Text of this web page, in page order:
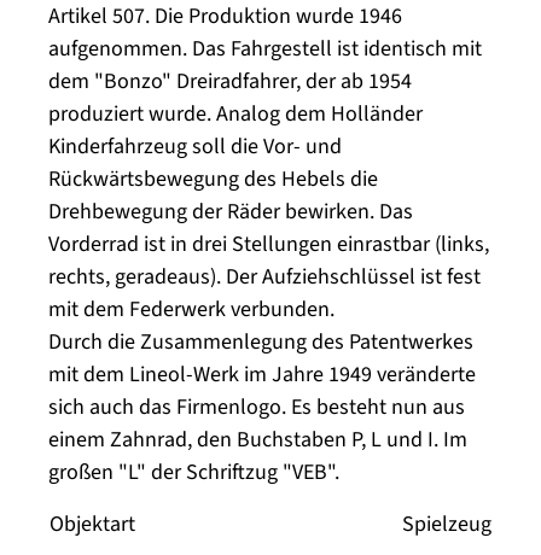
Artikel 507. Die Produktion wurde 1946
aufgenommen. Das Fahrgestell ist identisch mit
dem "Bonzo" Dreiradfahrer, der ab 1954
produziert wurde. Analog dem Holländer
Kinderfahrzeug soll die Vor- und
Rückwärtsbewegung des Hebels die
Drehbewegung der Räder bewirken. Das
Vorderrad ist in drei Stellungen einrastbar (links,
rechts, geradeaus). Der Aufziehschlüssel ist fest
mit dem Federwerk verbunden.
Durch die Zusammenlegung des Patentwerkes
mit dem Lineol-Werk im Jahre 1949 veränderte
sich auch das Firmenlogo. Es besteht nun aus
einem Zahnrad, den Buchstaben P, L und I. Im
großen "L" der Schriftzug "VEB".
Objektart
Spielzeug